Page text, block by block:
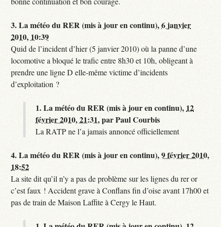
3.La météo du RER (mis à jour en continu),6 janvier
2010, 10:39
Quid de l’incident d’hier (5 janvier 2010) où la panne d’une
locomotive a bloqué le trafic entre 8h30 et 10h, obligeant à
prendre une ligne D elle-même victime d’incidents
d’exploitation ?
1.La météo du RER (mis à jour en continu), 12
février 2010, 21:31,parPaul Courbis
La RATP ne l’a jamais annoncé officiellement
4.La météo du RER (mis à jour en continu),9 février 2010,
18:52
La site dit qu’il n’y a pas de problème sur les lignes du rer or
c’est faux ! Accident grave à Conflans fin d’oise avant 17h00 et
pas de train de Maison Laffite à Cergy le Haut.